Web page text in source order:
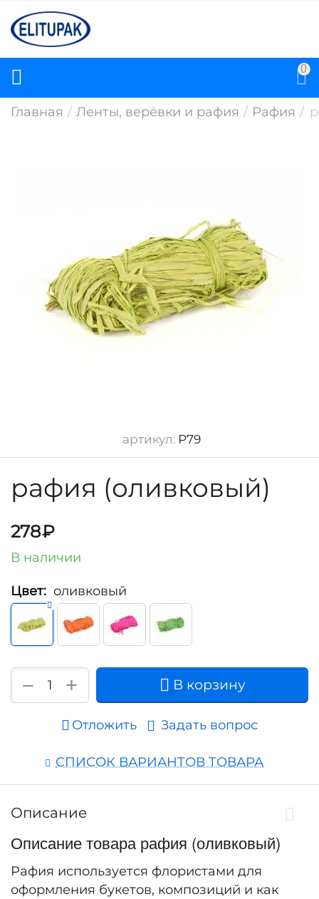
0
Главная / Ленты, верёвки и рафия / Рафия /
артикул: Р79
рафия (оливковый)
278₽
В наличии
Цвет: оливковый
+
− В корзину
Отложить Задать вопрос
СПИСОК ВАРИАНТОВ ТОВАРА
Описание
Описание товара рафия (оливковый)
Рафия используется флористами для
оформления букетов, композиций и как